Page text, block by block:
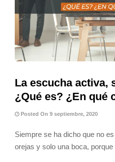
La escucha activa,
¿Qué es? ¿En qué
Posted On 9 septiembre, 2020
Siempre se ha dicho que no
orejas y solo una boca,